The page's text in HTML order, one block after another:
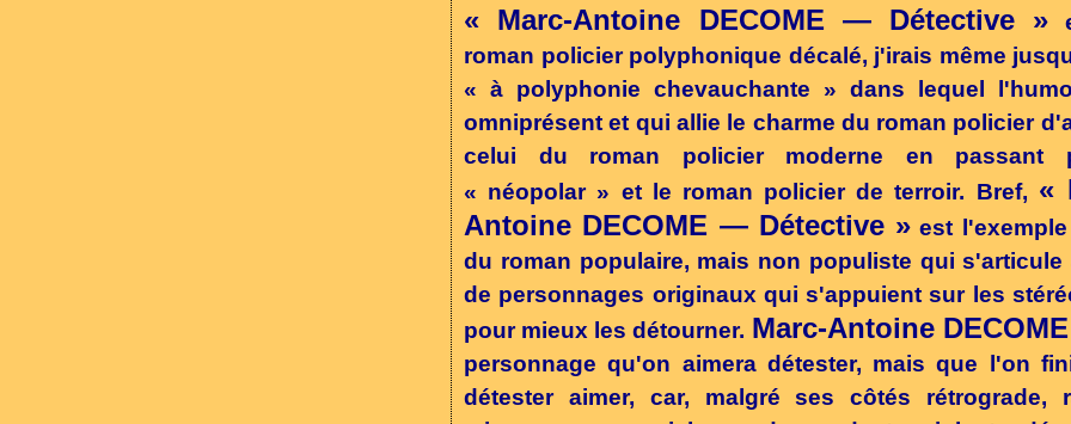
« Marc-Antoine DECOME — Détective »
roman policier polyphonique décalé, j'irais même
« à polyphonie chevauchante » dans lequel
omniprésent et qui allie le charme du roman policier
celui du roman policier moderne en passant
« néopolar » et le roman policier de terroir. Bref, «
Antoine DECOME — Détective » est l'exemple
du roman populaire, mais non populiste qui s'articule
de personnages originaux qui s'appuient sur les
pour mieux les détourner. Marc-Antoine DECOME
personnage qu'on aimera détester, mais que l'on
détester aimer, car, malgré ses côtés rétrograde,